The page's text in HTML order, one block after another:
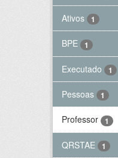
Ativos 1
BPE 1
Executado 1
Pessoas 1
Professor 1
QRSTAE 1